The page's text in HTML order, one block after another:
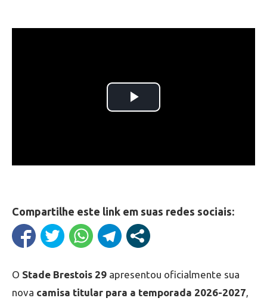
Compartilhe este link em suas redes sociais:
O Stade Brestois 29 apresentou oficialmente sua
nova camisa titular para a temporada 2026-2027,